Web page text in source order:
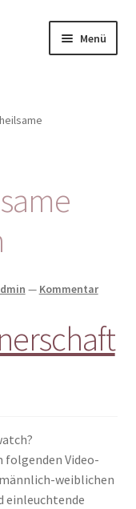
Menü
— Kommentar
folgenden Video-
weiblichen
einleuchtende